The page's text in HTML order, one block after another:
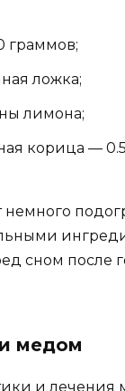
граммов;
ложка;
лимона;
корица —
немного
сном после
медом
и лечения